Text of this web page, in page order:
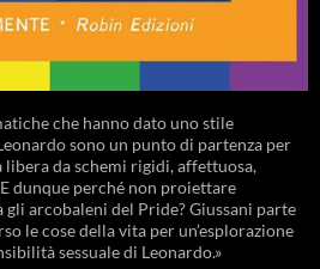
che hanno dato uno stile
sono un punto di partenza per
da schemi rigidi, affettuosa,
dunque perché non proiettare
arcobaleni del Pride? Giussani parte
le cose della vita per un’esplorazione
sessuale di Leonardo.»